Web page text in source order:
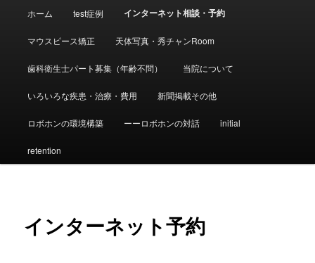
メ
イ
ン
テ
ツ
ホーム test症例 インターネット相談・予約
マウスピース矯正 天体写真・秀チャンRoom
歯科衛生士パート募集（年齢不問） 当院について
いろいろな疾患・治療・費用 新聞掲載その他
ロボホンの環境構築 ーーロボホンの対話 initial
retention
インターネット予約